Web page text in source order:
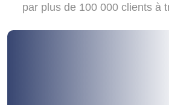
par plus de 100 000 clients à